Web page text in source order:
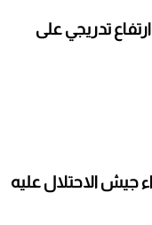
تدريجي على
جيش الاحتلال عليه